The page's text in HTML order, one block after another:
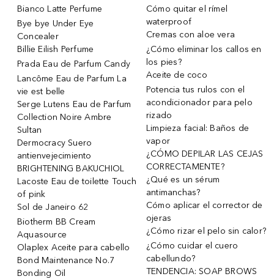
Bianco Latte Perfume
Bye bye Under Eye
Concealer
Billie Eilish Perfume
Prada Eau de Parfum Candy
Lancôme Eau de Parfum La
vie est belle
Serge Lutens Eau de Parfum
Collection Noire Ambre
Sultan
Dermocracy Suero
antienvejecimiento
BRIGHTENING BAKUCHIOL
Lacoste Eau de toilette Touch
of pink
Sol de Janeiro 62
Biotherm BB Cream
Aquasource
Olaplex Aceite para cabello
Bond Maintenance No.7
Bonding Oil
Cómo quitar el rímel
waterproof
Cremas con aloe vera
¿Cómo eliminar los callos en
los pies?
Aceite de coco
Potencia tus rulos con el
acondicionador para pelo
rizado
Limpieza facial: Baños de
vapor
¿CÓMO DEPILAR LAS CEJAS
CORRECTAMENTE?
¿Qué es un sérum
antimanchas?
Cómo aplicar el corrector de
ojeras
¿Cómo rizar el pelo sin calor?
¿Cómo cuidar el cuero
cabellundo?
TENDENCIA: SOAP BROWS